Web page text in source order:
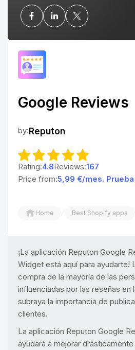
Google Reviews
by: Reputon
Rating:4.8Reviews:167
Price from:5,99 €/mes.
Home / Best Shopify apps
¡La aplicación Reputon Google
Widget está aquí para ayudarte!
compra de la mayoría de las
influenciadas por las reseñas en
subraya la importancia de
clientes.
La aplicación Reputon Google
ayudará a mejorar